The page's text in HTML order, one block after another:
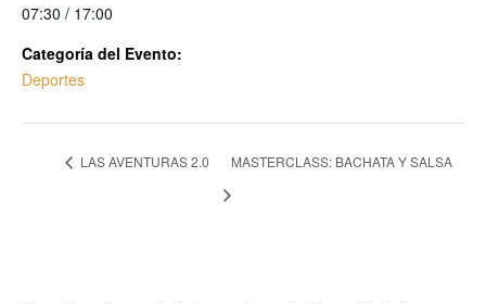
07:30 / 17:00
Categoría del Evento:
Deportes
LAS AVENTURAS 2.0 MASTERCLASS: BACHATA Y SALSA